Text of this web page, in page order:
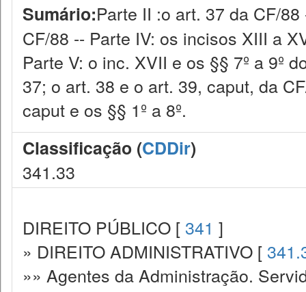
Sumário:Parte II :o art. 37 da CF/
CF/88 -- Parte IV: os incisos XIII a
Parte V: o inc. XVII e os §§ 7º a 9º
37; o art. 38 e o art. 39, caput, da
caput e os §§ 1º a 8º.
Classificação (CDDir)
341.33
DIREITO PÚBLICO [ 341 ]
» DIREITO ADMINISTRATIVO [
»» Agentes da Administração.